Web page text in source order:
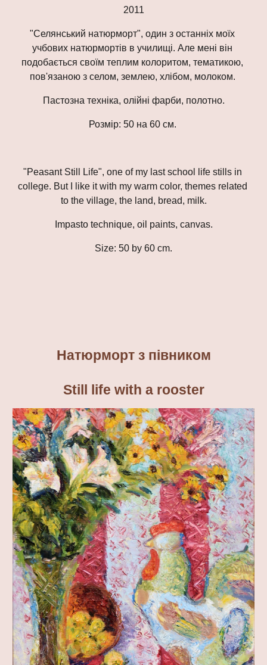
2011
"Селянський натюрморт", один з останніх моїх
учбових натюрмортів в училищі. Але мені він
подобається своїм теплим колоритом, тематикою,
пов'язаною з селом, землею, хлібом, молоком.
Пастозна техніка, олійні фарби, полотно.
Розмір: 50 на 60 см.
"Peasant Still Life", one of my last school life stills in
college. But I like it with my warm color, themes related
to the village, the land, bread, milk.
Impasto technique, oil paints, canvas.
Size: 50 by 60 cm.
Натюрморт з півником
Still life with a rooster